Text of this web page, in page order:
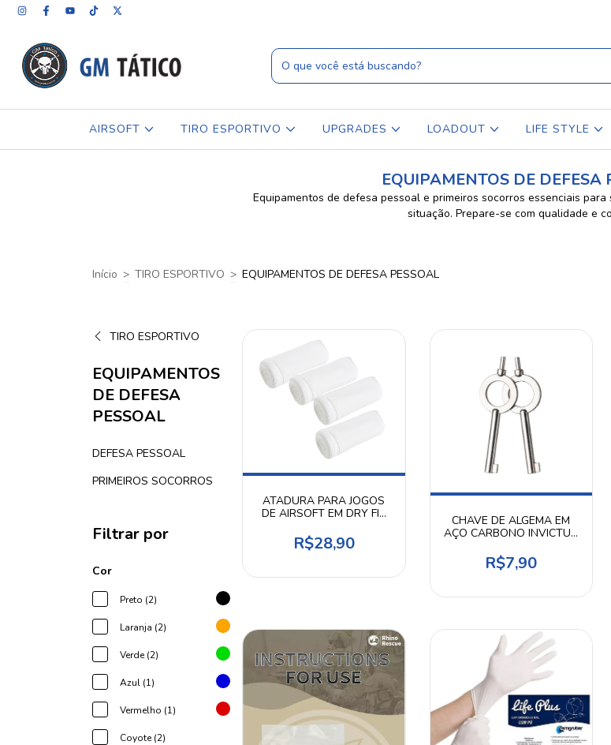
AIRSOFT TIRO ESPORTIVO UPGRADES LOADOUT LIFE STYLE
EQUIPAMENTOS DE DEFESA
Equipamentos de defesa pessoal e primeiros socorros essenciais
situação. Prepare-se com qualidade e
Início > TIRO ESPORTIVO > EQUIPAMENTOS DE DEFESA PESSOAL
TIRO ESPORTIVO
EQUIPAMENTOS
DE DEFESA
PESSOAL
DEFESA PESSOAL
PRIMEIROS SOCORROS
Filtrar por
Cor
Preto (2)
Laranja (2)
Verde (2)
Azul (1)
Vermelho (1)
Coyote (2)
ATADURA PARA JOGOS
DE AIRSOFT EM DRY FIT
R$28,90
CHAVE DE ALGEMA EM
AÇO CARBONO INVICTUS
R$7,90